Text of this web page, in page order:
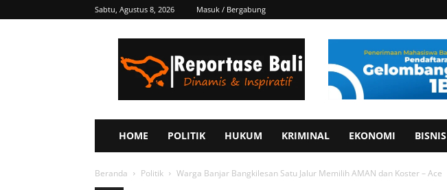
Sabtu, Agustus 8, 2026 Masuk / Bergabung
Bali
HOME POLITIK HUKUM KRIMINAL EKONOMI BISNIS
Beranda Politik Warga Banjar Bangkilesan Satu Jalur Memilih AMAN dan Koster – Ace